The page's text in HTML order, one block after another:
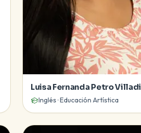
Luisa Fernanda Petro
Inglés · Educación Artística